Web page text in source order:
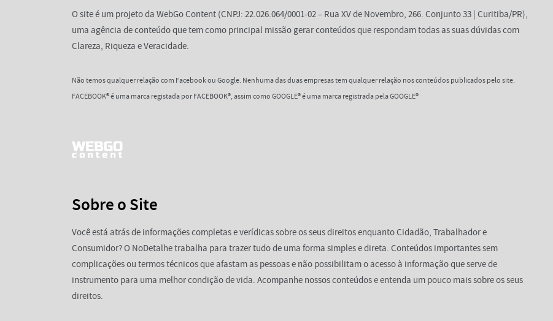
O site é um projeto da WebGo Content (CNPJ: 22.026.064/0001-02 – Rua XV de Novembro, 266. Conjunto 33 | Curitiba/PR),
uma agência de conteúdo que tem como principal missão gerar conteúdos que respondam todas as suas dúvidas com
Clareza, Riqueza e Veracidade.
Não temos qualquer relação com Facebook ou Google. Nenhuma das duas empresas tem qualquer relação nos conteúdos publicados pelo site.
FACEBOOK® é uma marca registada por FACEBOOK®, assim como GOOGLE® é uma marca registrada pela GOOGLE®
Sobre o Site
Você está atrás de informações completas e verídicas sobre os seus direitos enquanto Cidadão, Trabalhador e
Consumidor? O NoDetalhe trabalha para trazer tudo de uma forma simples e direta. Conteúdos importantes sem
complicações ou termos técnicos que afastam as pessoas e não possibilitam o acesso à informação que serve de
instrumento para uma melhor condição de vida. Acompanhe nossos conteúdos e entenda um pouco mais sobre os seus
direitos.